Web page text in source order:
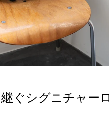
ぐシグニチャーロ